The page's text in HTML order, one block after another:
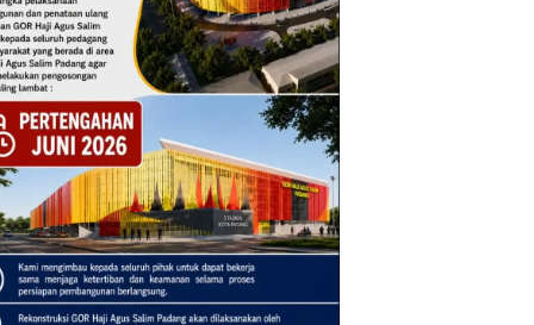
Voucher Shelter Tools KIT dari DFAT
Kabupaten Solok.
2026